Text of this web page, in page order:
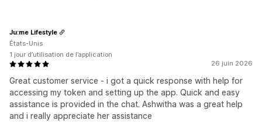
26 juin 2026
Great customer service - i got a quick response with help for
accessing my token and setting up the app. Quick and easy
assistance is provided in the chat. Ashwitha was a great help
and i really appreciate her assistance
Ju:me Lifestyle
États-Unis
1 jour d’utilisation de l’application